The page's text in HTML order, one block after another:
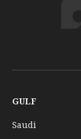
GULF
Saudi